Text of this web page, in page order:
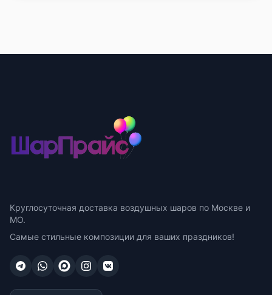
Круглосуточная доставка воздушных шаров по Москве и
МО.
Самые стильные композиции для ваших праздников!